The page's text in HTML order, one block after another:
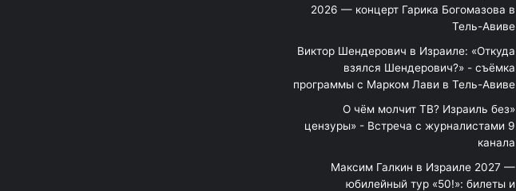
2026 — концерт Гарика Богомазова в
Тель-Авиве
Виктор Шендерович в Израиле: «Откуда
взялся Шендерович?» - съёмка
программы с Марком Лави в Тель-Авиве
«О чём молчит ТВ? Израиль без
цензуры» - Встреча с журналистами 9
канала
Максим Галкин в Израиле 2027 —
юбилейный тур «50!»: билеты и